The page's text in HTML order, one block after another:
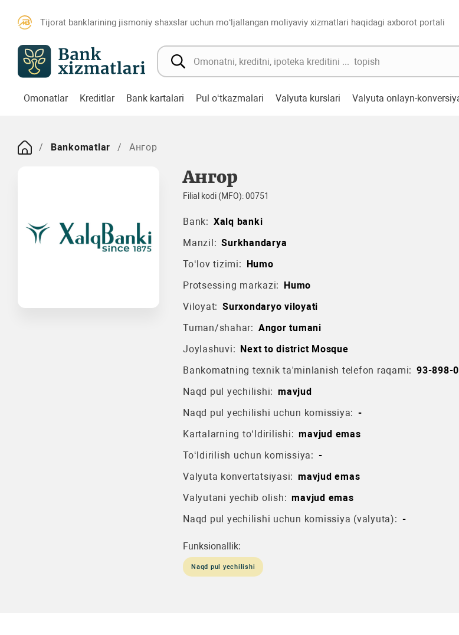
Tijorat banklarining jismoniy shaxslar uchun mo‘ljallangan moliyaviy xizmatlari haqidagi axborot portali
Omonatlar Kreditlar Bank kartalari Pul o‘tkazmalari Valyuta kurslari Valyuta onlayn-
Bankomatlar Ангор
Ангор
Filial kodi (MFO): 00751
Bank: Xalq banki
Manzil: Surkhandarya
To‘lov tizimi: Humo
Protsessing markazi: Humo
Viloyat: Surxondaryo viloyati
Tuman/shahar: Angor tumani
Joylashuvi: Next to district Mosque
Bankomatning texnik ta'minlanish telefon raqami: 93-898-
Naqd pul yechilishi: mavjud
Naqd pul yechilishi uchun komissiya: -
Kartalarning to‘ldirilishi: mavjud emas
To‘ldirilish uchun komissiya: -
Valyuta konvertatsiyasi: mavjud emas
Valyutani yechib olish: mavjud emas
Naqd pul yechilishi uchun komissiya (valyuta): -
Funksionallik:
Naqd pul yechilishi